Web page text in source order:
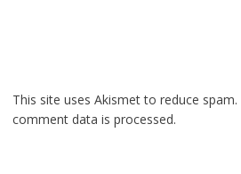
This site uses Akismet to reduce spam.
comment data is processed.